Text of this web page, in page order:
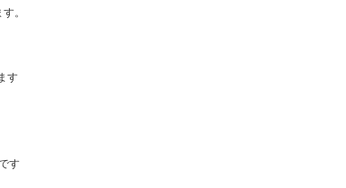
。
す
す